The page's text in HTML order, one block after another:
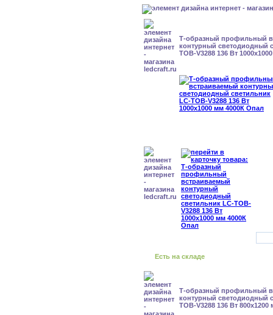
Т-образный профильный
контурный светодиодный
TOB-V3288 136 Вт
Есть на складе
Т-образный профильный
контурный светодиодный
TOB-V3288 136 Вт